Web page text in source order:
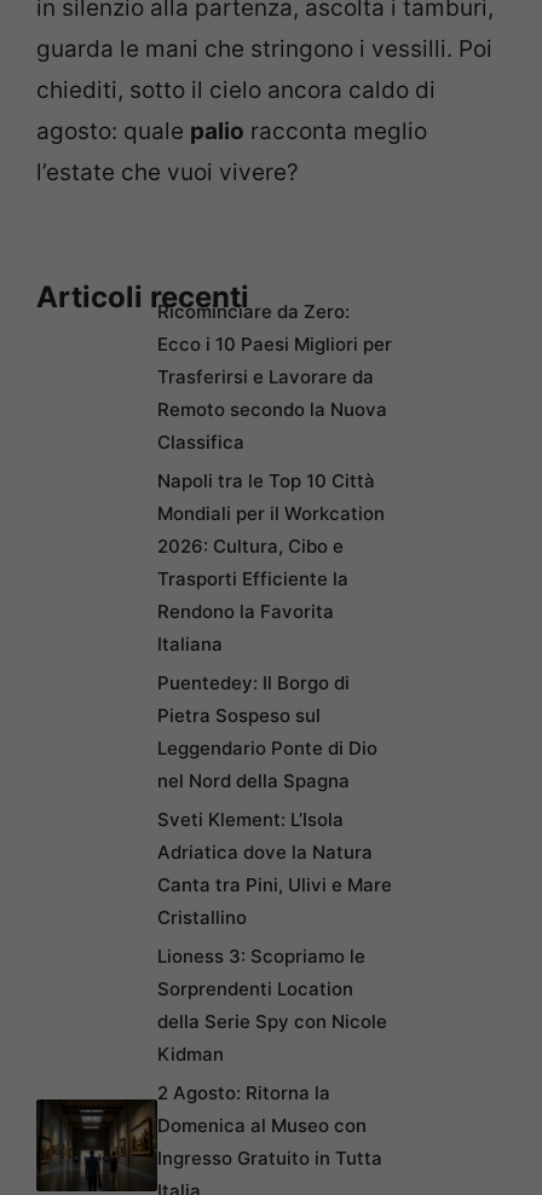
in silenzio alla partenza, ascolta i tamburi,
guarda le mani che stringono i vessilli. Poi
chiediti, sotto il cielo ancora caldo di
agosto: quale palio racconta meglio
l’estate che vuoi vivere?
Articoli recentiRicominciare da Zero:
Ecco i 10 Paesi Migliori per
Trasferirsi e Lavorare da
Remoto secondo la Nuova
Classifica
Napoli tra le Top 10 Città
Mondiali per il Workcation
2026: Cultura, Cibo e
Trasporti Efficiente la
Rendono la Favorita
Italiana
Puentedey: Il Borgo di
Pietra Sospeso sul
Leggendario Ponte di Dio
nel Nord della Spagna
Sveti Klement: L’Isola
Adriatica dove la Natura
Canta tra Pini, Ulivi e Mare
Cristallino
Lioness 3: Scopriamo le
Sorprendenti Location
della Serie Spy con Nicole
Kidman
2 Agosto: Ritorna la
Domenica al Museo con
Ingresso Gratuito in Tutta